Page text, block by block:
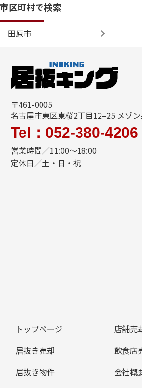
市区町村で検索
田原市
〒461-0005
名古屋市東区東桜2丁目12–25 メゾ
Tel：052-380-4206
営業時間／11:00〜18:00
定休日／土・日・祝
トップページ
店舗売
居抜き売却
飲食店
居抜き物件
会社概